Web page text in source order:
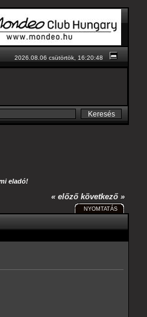
2026.08.06 csütörtök, 16:20:48
eladó!
« előző következő »
NYOMTATÁS